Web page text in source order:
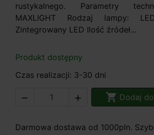
rustykalnego. Parametry
MAXLIGHT Rodzaj lampy:
Zintegrowany LED Ilość źródeł...
Produkt dostępny
Czas realizacji: 3-30 dni
   Dodaj
Darmowa dostawa od 1000pln.